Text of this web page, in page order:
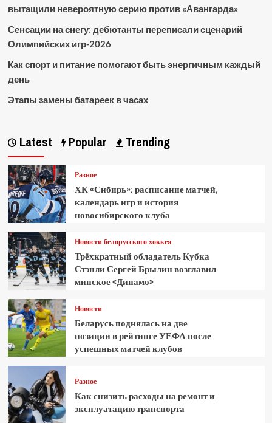
вытащили невероятную серию против «Авангарда»
Сенсации на снегу: дебютанты переписали сценарий
Олимпийских игр-2026
Как спорт и питание помогают быть энергичным каждый
день
Этапы замены батареек в часах
Latest Popular Trending
Разное
ХК «Сибирь»: расписание матчей,
календарь игр и история
новосибирского клуба
Новости белорусского хоккея
Трёхкратный обладатель Кубка
Стэнли Сергей Брылин возглавил
минское «Динамо»
Новости
Беларусь поднялась на две
позиции в рейтинге УЕФА после
успешных матчей клубов
Разное
Как снизить расходы на ремонт и
эксплуатацию транспорта